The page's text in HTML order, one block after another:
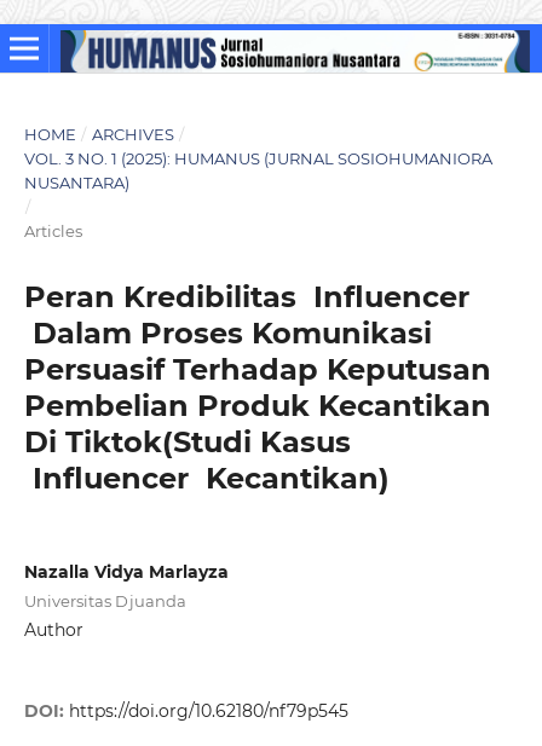
HOME / ARCHIVES /
VOL. 3 NO. 1 (2025): HUMANUS (JURNAL SOSIOHUMANIORA
NUSANTARA)
/
Articles
Peran Kredibilitas Influencer
Dalam Proses Komunikasi
Persuasif Terhadap Keputusan
Pembelian Produk Kecantikan
Di Tiktok(Studi Kasus
Influencer Kecantikan)
Nazalla Vidya Marlayza
Universitas Djuanda
Author
DOI: https://doi.org/10.62180/nf79p545